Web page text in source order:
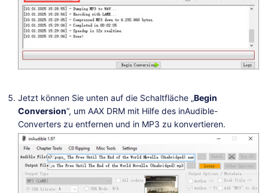
Jetzt können Sie unten auf die Schaltfläche „Begin
Conversion“, um AAX DRM mit Hilfe des inAudible-
Converters zu entfernen und in MP3 zu konvertieren.